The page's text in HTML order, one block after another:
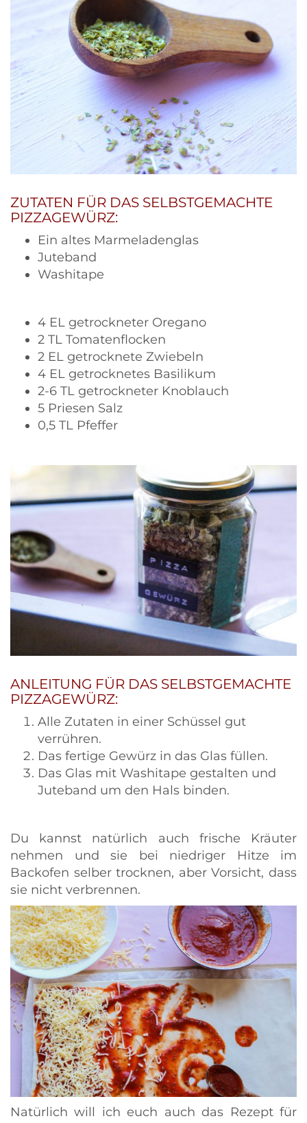
ZUTATEN FÜR DAS SELBSTGEMACHTE
PIZZAGEWÜRZ:
Ein altes Marmeladenglas
Juteband
Washitape
4 EL getrockneter Oregano
2 TL Tomatenflocken
2 EL getrocknete Zwiebeln
4 EL getrocknetes Basilikum
2-6 TL getrockneter Knoblauch
5 Priesen Salz
0,5 TL Pfeffer
ANLEITUNG FÜR DAS SELBSTGEMACHTE
PIZZAGEWÜRZ:
Alle Zutaten in einer Schüssel gut
verrühren.
Das fertige Gewürz in das Glas füllen.
Das Glas mit Washitape gestalten und
Juteband um den Hals binden.
Du kannst natürlich auch frische Kräuter
nehmen und sie bei niedriger Hitze im
Backofen selber trocknen, aber Vorsicht, dass
sie nicht verbrennen.
Natürlich will ich euch auch das Rezept für